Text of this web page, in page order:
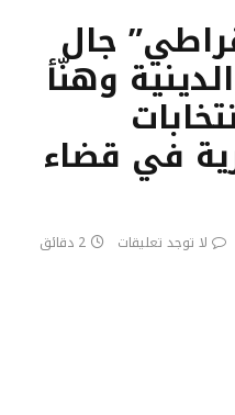
جال
وهنّأ
في قضاء
لا توجد تعليقات 2 دقائق